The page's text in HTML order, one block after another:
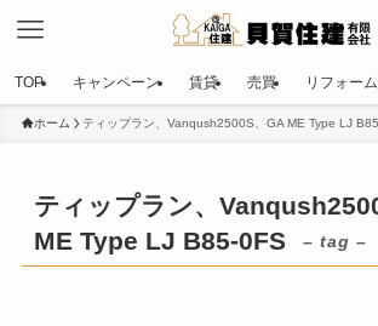
TOP キャンペーン 賃貸 売買 リフォー
ホーム ティップラン、Vanqush2500S、GA ME Type LJ
ティップラン、
ME Type LJ B85-0FS
– tag –